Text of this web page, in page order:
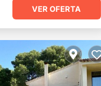
VER OFERTA